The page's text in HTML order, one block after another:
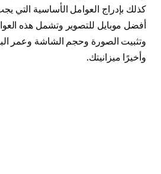
كذلك بإدراج العوامل الأساسية التي يجب
أفضل موبايل للتصوير وتشمل هذه
وتثبيت الصورة وحجم الشاشة وعمر
وأخيرًا ميزانيتك.